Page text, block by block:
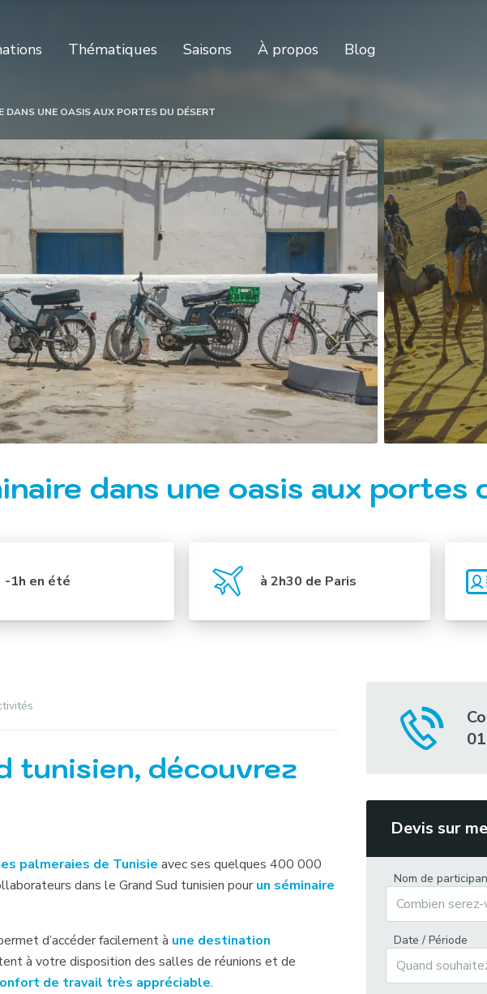
Thématiques Saisons À propos Blog
DANS UNE OASIS AUX PORTES DU DÉSERT
dans une oasis aux portes
-1h en été à 2h30 de Paris
tunisien, découvrez
palmeraies de Tunisie avec ses quelques 400 000
dans le Grand Sud tunisien pour un séminaire
d’accéder facilement à une destination
à votre disposition des salles de réunions et de
de travail très appréciable.
Devis sur
Nom de
Date / Période